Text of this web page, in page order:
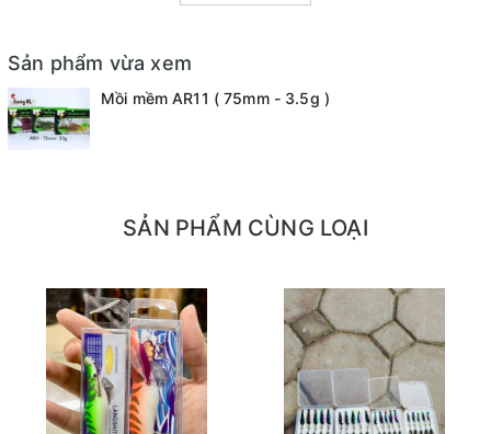
Mọi thắc mắc liên hệ SĐT
: 098.138.9928 - 098.902.9066 - 090.565.6668 -
091.258.3939 để được giải đáp.
CAM KẾT CỦA CỬA HÀNG CHÚNG TÔI
Sản phẩm vừa xem
Mồi mềm AR11 ( 75mm - 3.5g )
SẢN PHẨM CÙNG LOẠI